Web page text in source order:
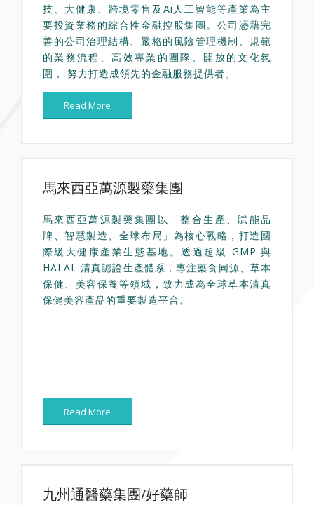
技、大健康、跨境零售及Ai人工智能等產業為主
要投資業務的綜合性金融控股集團。公司憑藉完
善的公司治理結構、嚴格的風險管理機制、規範
的業務流程、高效專業的團隊、開放的文化氛
圍， 努力打造成領先的金融服務提供者。
Read More
馬來西亞萬源製藥集團
馬來西亞萬源製藥集團以「整合生產、賦能品
牌、智慧製造、全球布局」為核心戰略，打造國
際級大健康產業生態基地。透過超級 GMP 與
HALAL 清真認證生產體系，專注藥食同源、草本
保健、美容保養等領域，致力成為全球草本清真
保健美容產品的重要製造平台。
Read More
九州通醫藥集團/好藥師